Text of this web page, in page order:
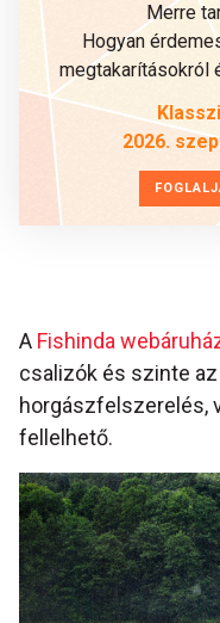
Merre
Hogyan
megtakarításokról
2026.
A Fishinda
csalizók és szinte
horgászfelszerelés,
fellelhető.